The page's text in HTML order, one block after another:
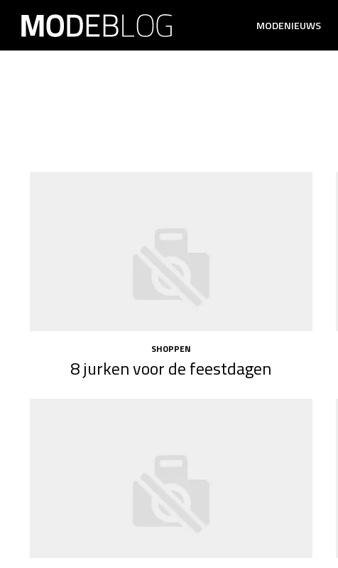
MODENIEUWS
SHOPPEN
8 jurken voor de feestdagen